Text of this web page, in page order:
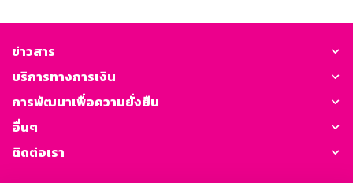
ข่าวสาร
บริการทางการเงิน
การพัฒนาเพื่อความยั่งยืน
อื่นๆ
ติดต่อเรา